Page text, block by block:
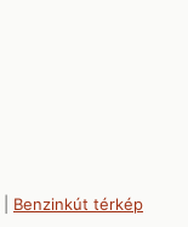
Benzinkút térkép